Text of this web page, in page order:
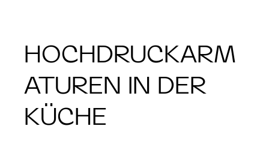
HOCHDRUCKARM
ATUREN IN DER
KÜCHE